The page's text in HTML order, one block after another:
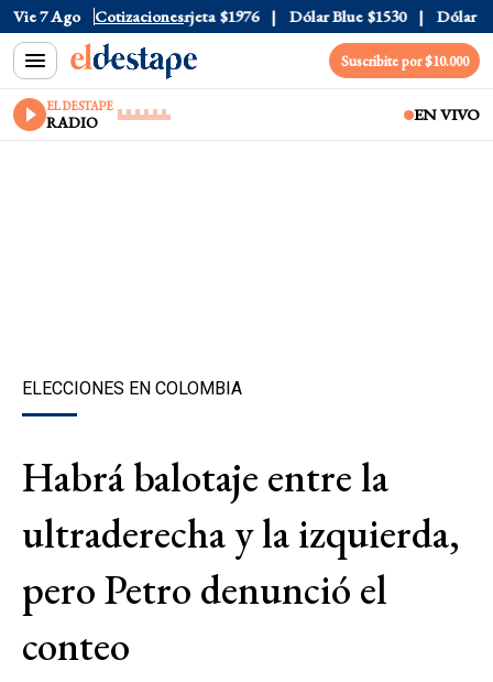
Vie 7 Ago Cotizaciones
$1520 Dólar Tarjeta $1976 Dólar Blue $1530 Dólar CCL
Suscribite por $10.000
EL DESTAPE
RADIO EN VIVO
ELECCIONES EN COLOMBIA
Habrá balotaje entre la
ultraderecha y la izquierda,
pero Petro denunció el
conteo